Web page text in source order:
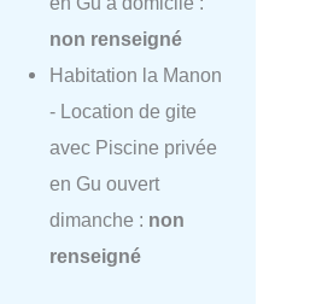
non renseigné
Habitation la Manon
- Location de gite
avec Piscine privée
en Gu ouvert
dimanche : non
renseigné